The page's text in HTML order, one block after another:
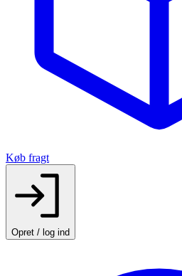
Køb fragt
Opret / log ind